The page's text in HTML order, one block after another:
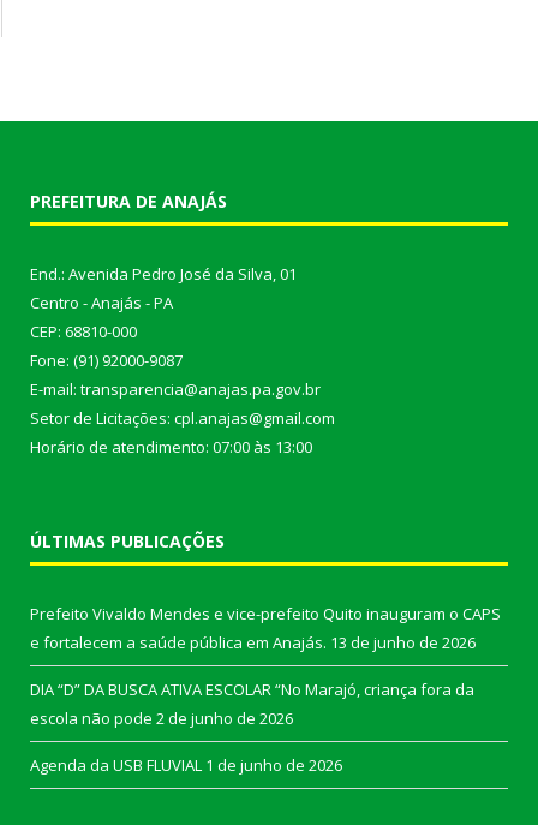
PREFEITURA DE ANAJÁS
End.: Avenida Pedro José da Silva, 01
Centro - Anajás - PA
CEP: 68810-000
Fone: (91) 92000-9087
E-mail: transparencia@anajas.pa.gov.br
Setor de Licitações: cpl.anajas@gmail.com
Horário de atendimento: 07:00 às 13:00
ÚLTIMAS PUBLICAÇÕES
Prefeito Vivaldo Mendes e vice-prefeito Quito inauguram o CAPS
e fortalecem a saúde pública em Anajás. 13 de junho de 2026
DIA “D” DA BUSCA ATIVA ESCOLAR “No Marajó, criança fora da
escola não pode 2 de junho de 2026
Agenda da USB FLUVIAL 1 de junho de 2026